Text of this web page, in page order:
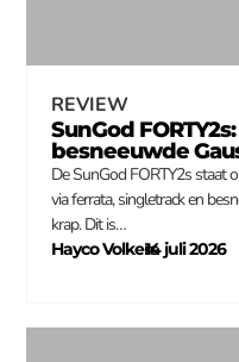
REVIEW
SunGod
besneeuwde
De SunGod FORTY2s staat
via ferrata, singletrack en
krap. Dit is…
Hayco Volkers
–
14 juli 2026